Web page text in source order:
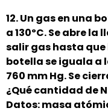
12. Un gas en una
a 130ºC. Se abre
salir gas hasta
botella se iguala a
760 mmHg.Se
¿Qué cantidad de
Datos: masa